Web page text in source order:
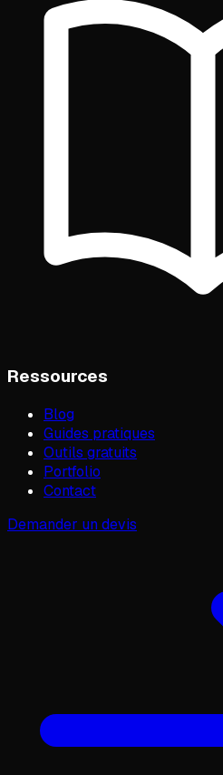
Ressources
Blog
Guides pratiques
Outils gratuits
Portfolio
Contact
Demander un devis